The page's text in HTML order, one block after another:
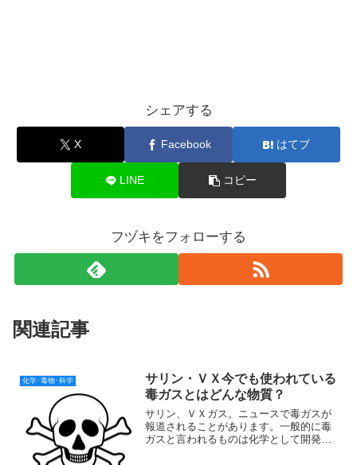
シェアする
X Facebook はてブ
LINE コピー
フヅキをフォローする
関連記事
化学･毒物･科学
サリン・ＶＸ今でも使われている
毒ガスとはどんな物質？
サリン、ＶＸガス。ニュースで毒ガスが
報道されることがあります。一般的に毒
ガスと言われるものは化学として開発さ